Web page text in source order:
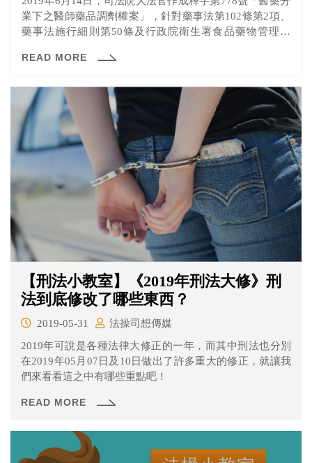
業下之醫師藥品調劑權案」，針對藥事法第102條第2項、
藥事法施行細則第50條及行政院衛生署食品藥物管理局
不能開藥 台北市某婦產科診所的毛姓醫師，在為一名病患
請求書後，親自為病患調劑藥劑，前後進行過3次診療。而
這些調劑行為，經台北市衛生局抽查病歷後，認為毛醫師
不具備藥師資格，診所也不是在無藥事人員執業的偏遠地
區，且也不符合藥事法施行細則第50條及行政院衛生署食
品藥物管理局FDA藥字第1000017608號函所指的醫療急迫
的情形。違反藥事法第37條2項，依同法92條1項，處3萬元
罰鍰。
READ MORE
【刑法小教室】《2019年刑法大修》刑
法到底修改了哪些東西？
2019-05-31
法操司想傳媒
2019年可說是各種法律大修正的一年，而其中刑法也分別
在2019年05月07日及10日做出了許多重大的修正，就讓我
們來看看這之中有哪些重點吧！
READ MORE